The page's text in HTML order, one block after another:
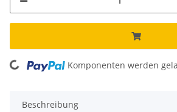
Loading... Komponenten werden
Beschreibung